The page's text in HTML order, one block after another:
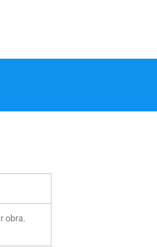
obra.